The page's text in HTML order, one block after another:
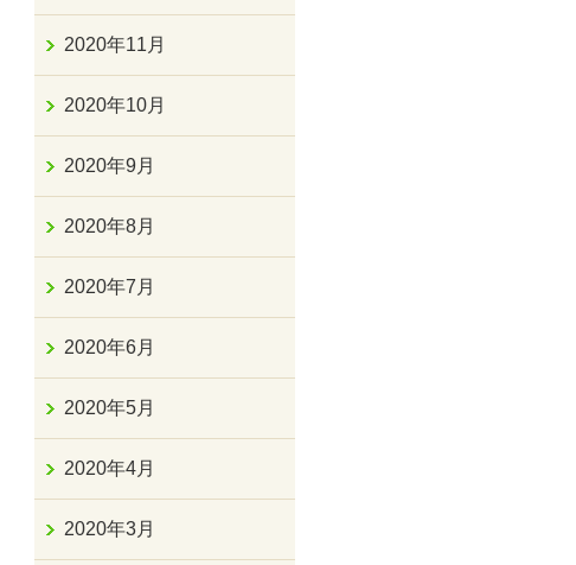
2020年11月
2020年10月
2020年9月
2020年8月
2020年7月
2020年6月
2020年5月
2020年4月
2020年3月